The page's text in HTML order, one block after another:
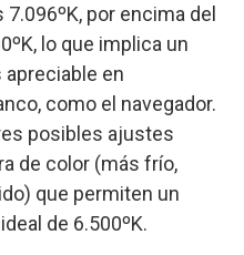
por encima del
lo que implica un
en
como el navegador.
posibles ajustes
de color (más frío,
que permiten un
de 6.500ºK.